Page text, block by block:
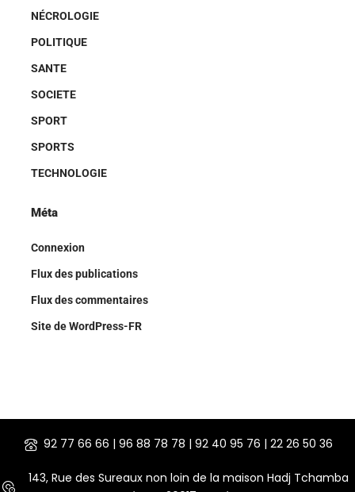
NÉCROLOGIE
POLITIQUE
SANTE
SOCIETE
SPORT
SPORTS
TECHNOLOGIE
Méta
Connexion
Flux des publications
Flux des commentaires
Site de WordPress-FR
92 77 66 66 | 96 88 78 78 | 92 40 95 76 | 22 26 50 36
143, Rue des Sureaux non loin de la maison Hadj Tchamba